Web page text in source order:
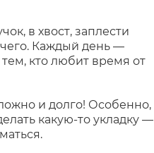
в хвост, заплести
Каждый день —
кто любит время от
и долго! Особенно,
какую-то укладку —